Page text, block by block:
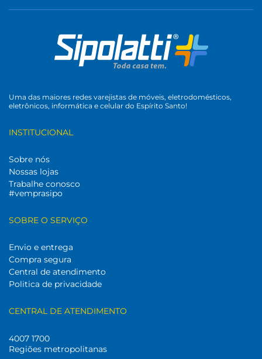
Uma das maiores redes varejistas de móveis, eletrodomésticos,
eletrônicos, informática e celular do Espírito Santo!
INSTITUCIONAL
Sobre nós
Nossas lojas
Trabalhe conosco
#vemprasipo
SOBRE O SERVIÇO
Envio e entrega
Compra segura
Central de atendimento
Politica de privacidade
CENTRAL DE ATENDIMENTO
4007 1700
Regiões metropolitanas